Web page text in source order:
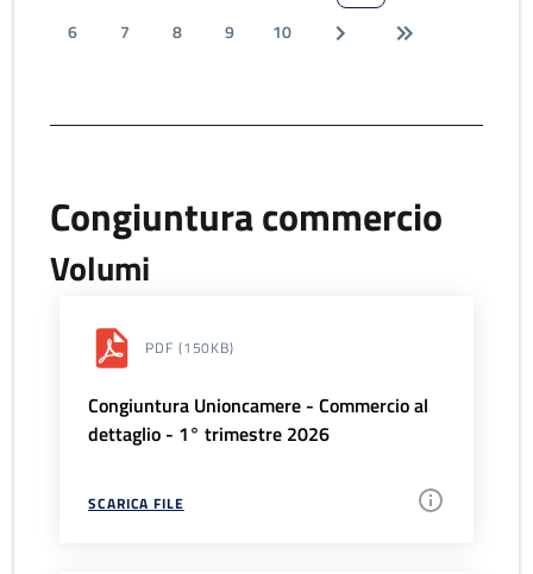
6
7 8 9 10
Congiuntura commercio
Volumi
PDF (150KB)
Congiuntura Unioncamere - Commercio al
dettaglio - 1° trimestre 2026
SCARICA FILE